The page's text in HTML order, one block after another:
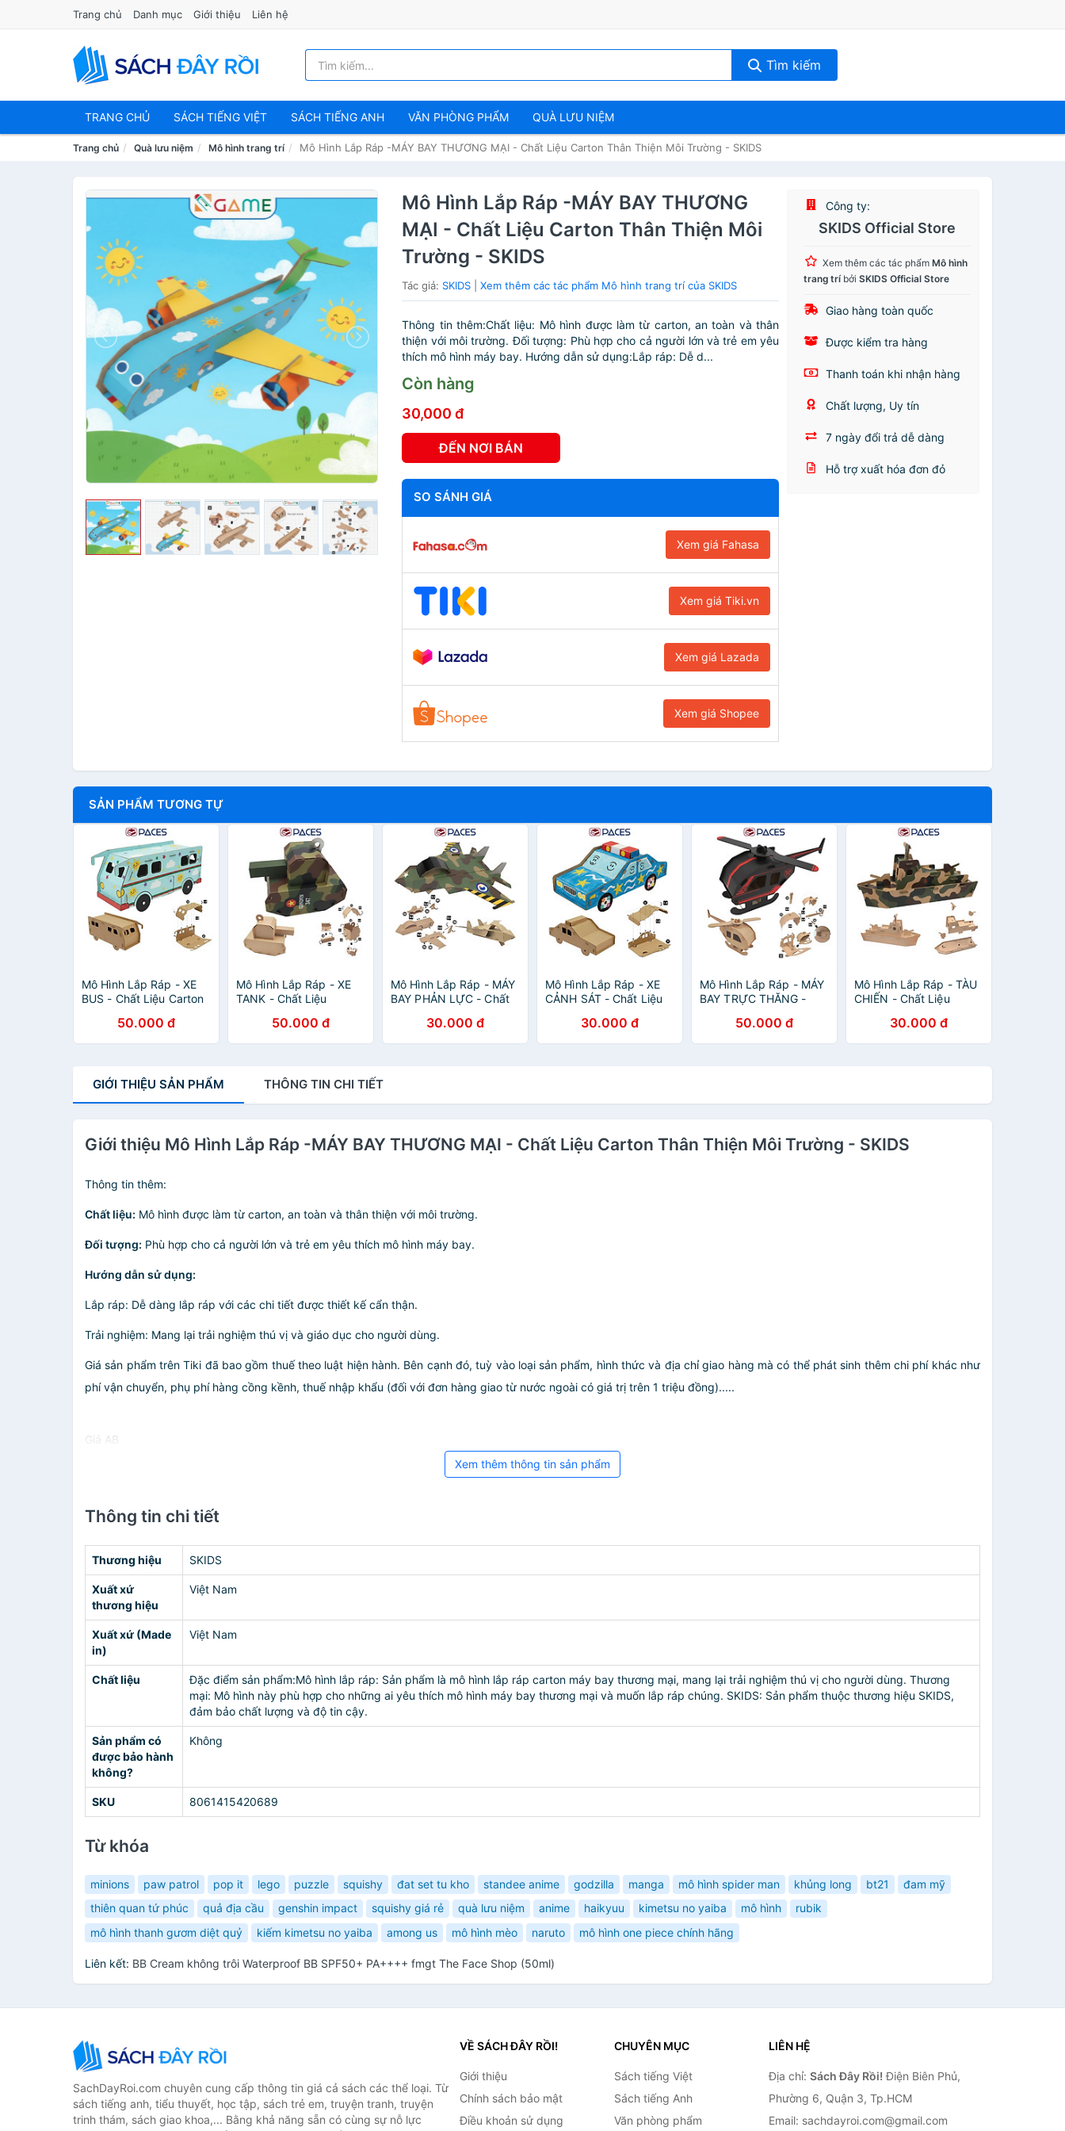
Trang chủ Danh mục Giới thiệu Liên hệ
Tìm kiếm
TRANG CHỦ SÁCH TIẾNG VIỆT SÁCH TIẾNG ANH VĂN PHÒNG PHẨM QUÀ LƯU NIỆM
Trang chủ Quà lưu niệm Mô hình trang trí Mô Hình Lắp Ráp -MÁY BAY THƯƠNG MẠI - Chất Liệu Carton Thân Thiện Môi Trường - SKIDS
Mô Hình Lắp Ráp -MÁY BAY THƯƠNG
MẠI - Chất Liệu Carton Thân Thiện Môi
Trường - SKIDS
Tác giả: SKIDS |Xem thêm các tác phẩm Mô hình trang trí của SKIDS
Thông tin thêm:Chất liệu: Mô hình được làm từ carton, an toàn và thân
thiện với môi trường. Đối tượng: Phù hợp cho cả người lớn và trẻ em yêu
thích mô hình máy bay. Hướng dẫn sử dụng:Lắp ráp: Dễ d...
Còn hàng
30,000 đ
ĐẾN NƠI BÁN
SO SÁNH GIÁ
Xem giá Fahasa
Xem giá Tiki.vn
Xem giá Lazada
Xem giá Shopee
Công ty:
SKIDS Official Store
Xem thêm các tác phẩmMô hình
trang trí bởiSKIDS Official Store
Giao hàng toàn quốc
Được kiểm tra hàng
Thanh toán khi nhận hàng
Chất lượng, Uy tín
7 ngày đổi trả dễ dàng
Hỗ trợ xuất hóa đơn đỏ
SẢN PHẨM TƯƠNG TỰ
Mô Hình Lắp Ráp - XE
BUS - Chất Liệu Carton
- SKIDS50.000 đ
Mô Hình Lắp Ráp - XE
TANK - Chất Liệu
Trường - SKIDS
50.000 đ
Mô Hình Lắp Ráp - MÁY
BAY PHẢN LỰC - Chất
Môi Trường - SKIDS
30.000 đ
Mô Hình Lắp Ráp - XE
CẢNH SÁT - Chất Liệu
Trường - SKIDS
30.000 đ
Mô Hình Lắp Ráp - MÁY
BAY TRỰC THĂNG -
Thiện Môi Trường -
SKIDS
50.000 đ
Mô Hình Lắp Ráp - TÀU
CHIẾN - Chất Liệu
Trường - SKIDS
30.000 đ
GIỚI THIỆU SẢN PHẨM THÔNG TIN CHI TIẾT
Giới thiệu Mô Hình Lắp Ráp -MÁY BAY THƯƠNG MẠI - Chất Liệu Carton Thân Thiện Môi Trường - SKIDS
Thông tin thêm:
Chất liệu: Mô hình được làm từ carton, an toàn và thân thiện với môi trường.
Đối tượng: Phù hợp cho cả người lớn và trẻ em yêu thích mô hình máy bay.
Hướng dẫn sử dụng:
Lắp ráp: Dễ dàng lắp ráp với các chi tiết được thiết kế cẩn thận.
Trải nghiệm: Mang lại trải nghiệm thú vị và giáo dục cho người dùng.
Giá sản phẩm trên Tiki đã bao gồm thuế theo luật hiện hành. Bên cạnh đó, tuỳ vào loại sản phẩm, hình thức và địa chỉ giao hàng mà có thể phát sinh thêm chi phí khác như
phí vận chuyển, phụ phí hàng cồng kềnh, thuế nhập khẩu (đối với đơn hàng giao từ nước ngoài có giá trị trên 1 triệu đồng).....
Giá AB
Xem thêm thông tin sản phẩm
Thông tin chi tiết
Thương hiệu SKIDS
Xuất xứ
thương hiệu
Việt Nam
Xuất xứ (Made
in)
Việt Nam
Chất liệu
Đặc điểm sản phẩm:Mô hình lắp ráp: Sản phẩm là mô hình lắp ráp carton máy bay thương mại, mang lại trải nghiệm thú vị cho người dùng. Thương
mại: Mô hình này phù hợp cho những ai yêu thích mô hình máy bay thương mại và muốn lắp ráp chúng. SKIDS: Sản phẩm thuộc thương hiệu SKIDS,
đảm bảo chất lượng và độ tin cậy.
Sản phẩm có
được bảo hành
không?
Không
SKU 8061415420689
Từ khóa
minions paw patrol pop it lego puzzle squishy đat set tu kho standee anime godzilla manga mô hình spider man khủng long bt21
đam mỹ
thiên quan tứ phúc
quả địa cầu genshin impact squishy giá rẻ quà lưu niệm anime haikyuu kimetsu no yaiba mô hình
rubik
mô hình thanh gươm diệt quỷ
kiếm kimetsu no yaiba among us mô hình mèo naruto mô hình one piece chính hãng
Liên kết: BB Cream không trôi Waterproof BB SPF50+ PA++++ fmgt The Face Shop (50ml)
SachDayRoi.com chuyên cung cấp thông tin giá cả sách các thể loại. Từ
sách tiếng anh, tiểu thuyết, học tập, sách trẻ em, truyện tranh, truyện
trinh thám, sách giao khoa,... Bằng khả năng sẵn có cùng sự nỗ lực
VỀ SÁCH ĐÂY RỒI!
Giới thiệu
Chính sách bảo mật
Điều khoản sử dụng
CHUYÊN MỤC
Sách tiếng Việt
Sách tiếng Anh
Văn phòng phẩm
LIÊN HỆ
Địa chỉ: Sách Đây Rồi! Điện Biên Phủ,
Phường 6, Quận 3, Tp.HCM
Email: sachdayroi.com@gmail.com